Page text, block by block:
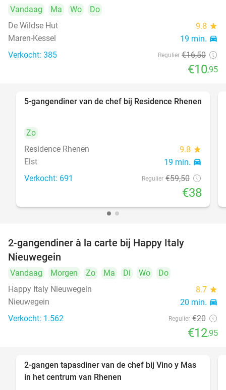
Vandaag Ma Wo
Do
De Wildse Hut
9.8 star
Maren-Kessel 19 min. directions_car
Verkocht: 385 Regulier €16,50
€10,95
36%
5-gangendiner van de chef bij Residence Rhenen
Zo
Residence Rhenen
9.8 star
Elst 19 min. directions_car
Verkocht: 691 Regulier €59,50
€38
2-gangendiner à la carte bij Happy Italy
Nieuwegein
Vandaag Morgen Zo Ma Di Wo
Do
Happy Italy Nieuwegein
8.7 star
Nieuwegein 20 min. directions_car
Verkocht: 1.562 Regulier €20
€12,95
33%
2-gangen tapasdiner van de chef bij Vino y Mas
in het centrum van Rhenen